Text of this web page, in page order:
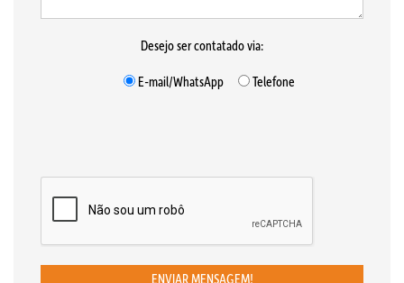
Desejo ser contatado via:
E-mail/WhatsApp
Telefone
ENVIAR MENSAGEM!